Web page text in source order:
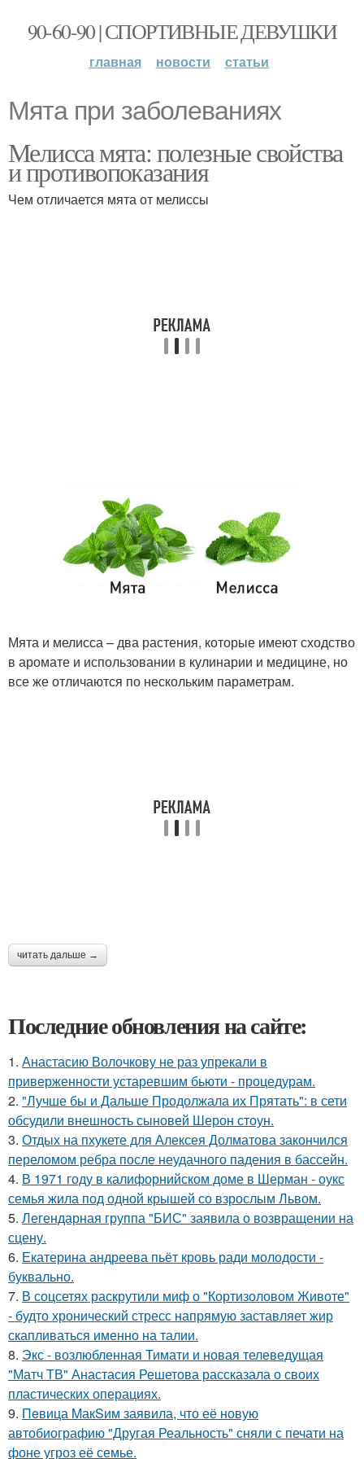
90-60-90 | СПОРТИВНЫЕ ДЕВУШКИ
главная новости статьи
Мята при заболеваниях
Мелисса мята: полезные свойства
и противопоказания
Чем отличается мята от мелиссы
Мята и мелисса – два растения, которые имеют сходство
в аромате и использовании в кулинарии и медицине, но
все же отличаются по нескольким параметрам.
читать дальше →
Последние обновления на сайте:
1. Анастасию Волочкову не раз упрекали в
приверженности устаревшим бьюти - процедурам.
2. "Лучше бы и Дальше Продолжала их Прятать": в сети
обсудили внешность сыновей Шерон стоун.
3. Отдых на пхукете для Алексея Долматова закончился
переломом ребра после неудачного падения в бассейн.
4. В 1971 году в калифорнийском доме в Шерман - оукс
семья жила под одной крышей со взрослым Львом.
5. Легендарная группа "БИС" заявила о возвращении на
сцену.
6. Екатерина андреева пьёт кровь ради молодости -
буквально.
7. В соцсетях раскрутили миф о "Кортизоловом Животе"
- будто хронический стресс напрямую заставляет жир
скапливаться именно на талии.
8. Экс - возлюбленная Тимати и новая телеведущая
"Матч ТВ" Анастасия Решетова рассказала о своих
пластических операциях.
9. Пeвица MакSим заявила, что её новую
автобиографию "Другая Реальность" сняли с печати на
фоне угроз её семье.